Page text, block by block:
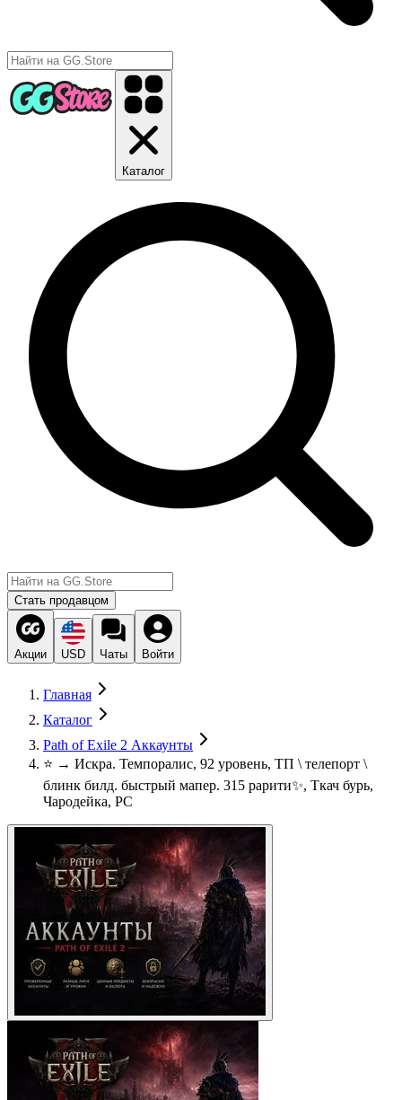
Каталог
Стать продавцом
Акции USD Чаты Войти
Главная
Каталог
Path of Exile 2 Аккаунты
⭐ → Искра. Темпоралис, 92 уровень, ТП \ телепорт \
блинк билд. быстрый мапер. 315 рарити✨, Ткач бурь,
Чародейка, PC